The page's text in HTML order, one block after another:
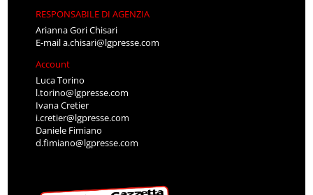
RESPONSABILE DI AGENZIA
Arianna Gori Chisari
E-maila.chisari@lgpresse.com
Account
Luca Torino
l.torino@lgpresse.com
Ivana Cretier
i.cretier@lgpresse.com
Daniele Fimiano
d.fimiano@lgpresse.com